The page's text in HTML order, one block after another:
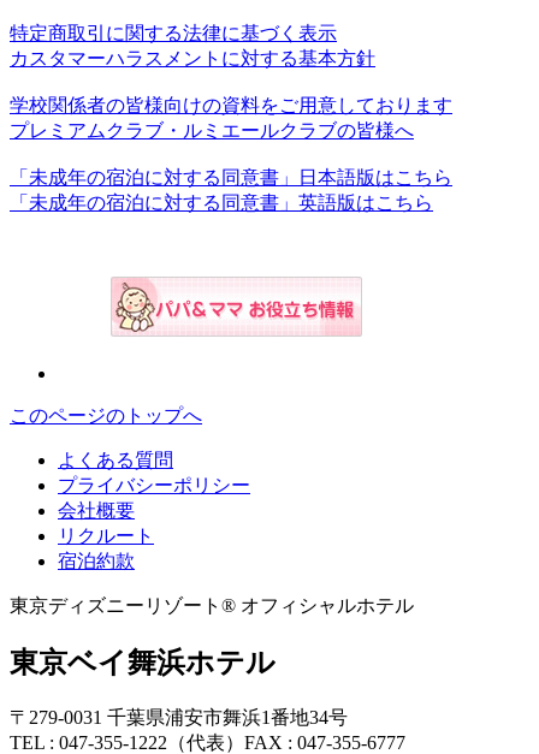
特定商取引に関する法律に基づく表示
カスタマーハラスメントに対する基本方針
学校関係者の皆様向けの資料をご用意しております
プレミアムクラブ・ルミエールクラブの皆様へ
「未成年の宿泊に対する同意書」日本語版はこちら
「未成年の宿泊に対する同意書」英語版はこちら
このページのトップへ
よくある質問
プライバシーポリシー
会社概要
リクルート
宿泊約款
東京ディズニーリゾート® オフィシャルホテル
東京ベイ舞浜ホテル
〒279-0031 千葉県浦安市舞浜1番地34号
TEL : 047-355-1222（代表） FAX : 047-355-6777